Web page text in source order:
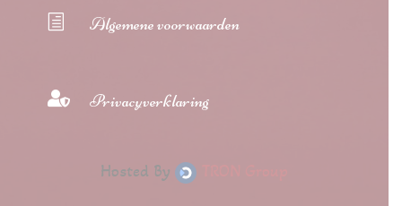
h Algemene voorwaarden
 Privacyverklaring
Hosted By TRON Group